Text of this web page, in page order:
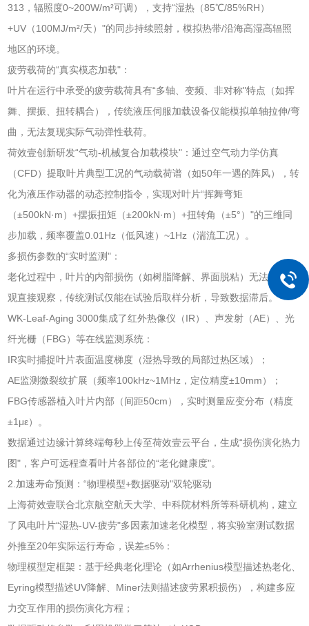
313，辐照度0~200W/m²可调），支持“湿热（85℃/85%RH）
+UV（100MJ/m²/天）"的同步持续照射，模拟热带/沿海高湿高辐照
地区的环境。
疲劳载荷的“真实模态加载"：
叶片在运行中承受的疲劳载荷具有“多轴、变频、非对称"特点（如挥
舞、摆振、扭转耦合），传统液压伺服加载设备仅能模拟单轴拉伸/弯
曲，无法复现实际气动弹性载荷。
荷效壹创新研发“气动-机械复合加载模块"：通过空气动力学仿真
（CFD）提取叶片典型工况的气动载荷谱（如50年一遇的阵风），转
化为液压作动器的动态控制指令，实现对叶片“挥舞弯矩
（±500kN·m）+摆振扭矩（±200kN·m）+扭转角（±5°）"的三维同
步加载，频率覆盖0.01Hz（低风速）~1Hz（湍流工况）。
多损伤参数的“实时监测"：
老化过程中，叶片的内部损伤（如树脂降解、界面脱粘）无法通过外
观直接观察，传统测试仅能在试验后取样分析，导致数据滞后。
WK-Leaf-Aging 3000集成了红外热像仪（IR）、声发射（AE）、光
纤光栅（FBG）等在线监测系统：
IR实时捕捉叶片表面温度梯度（湿热导致的局部过热区域）；
AE监测微裂纹扩展（频率100kHz~1MHz，定位精度±10mm）；
FBG传感器植入叶片内部（间距50cm），实时测量应变分布（精度
±1με）。
数据通过边缘计算终端每秒上传至荷效壹云平台，生成“损伤演化热力
图"，客户可远程查看叶片各部位的“老化健康度"。
2.加速寿命预测：“物理模型+数据驱动"双轮驱动
上海荷效壹联合北京航空航天大学、中科院材料所等科研机构，建立
了风电叶片“湿热-UV-疲劳"多因素加速老化模型，将实验室测试数据
外推至20年实际运行寿命，误差≤5%：
物理模型定框架：基于经典老化理论（如Arrhenius模型描述热老化、
Eyring模型描述UV降解、Miner法则描述疲劳累积损伤），构建多应
力交互作用的损伤演化方程；